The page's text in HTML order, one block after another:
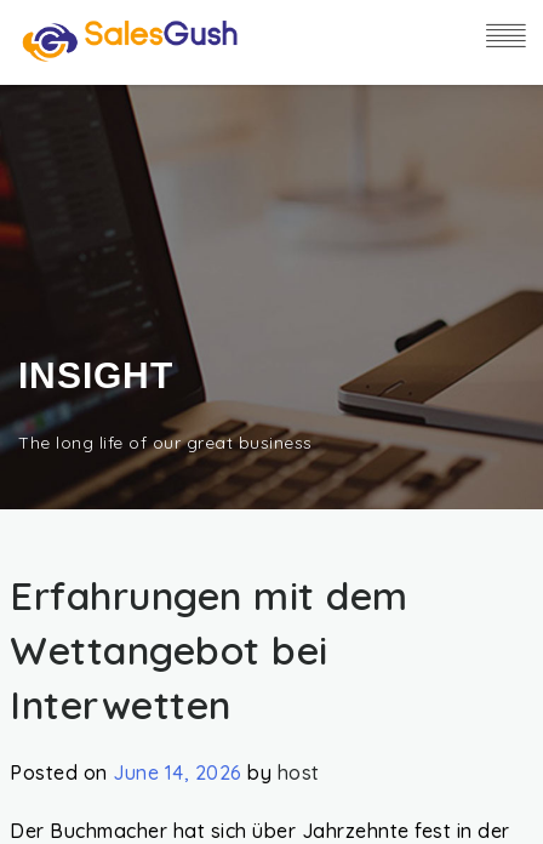
INSIGHT
The long life of our great business
Erfahrungen mit dem
Wettangebot bei
Interwetten
Posted on June 14, 2026 by host
Der Buchmacher hat sich über Jahrzehnte fest in der